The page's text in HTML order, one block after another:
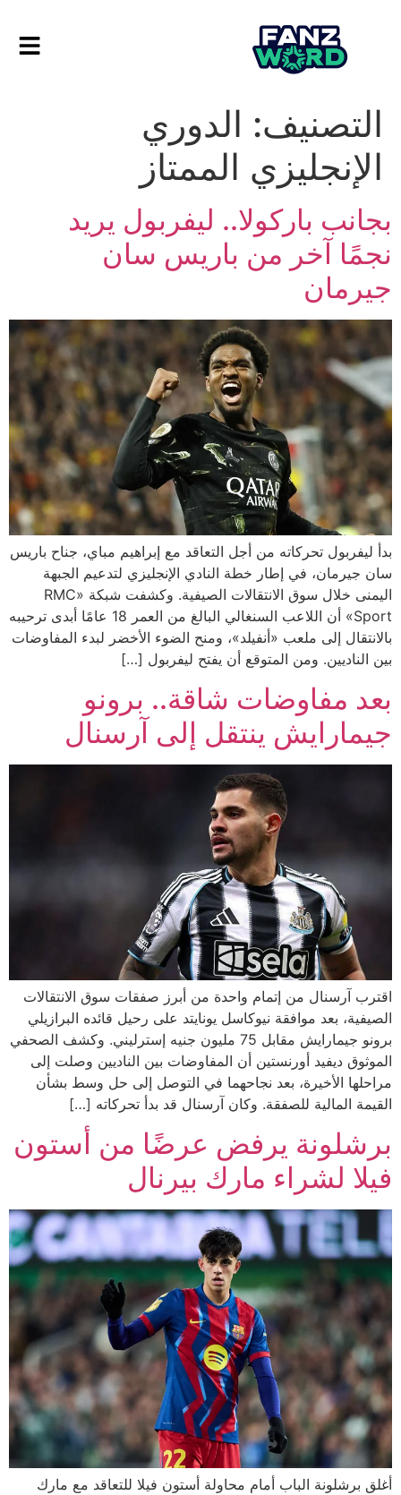
التصنيف: الدوري
الإنجليزي الممتاز
بجانب باركولا.. ليفربول يريد
نجمًا آخر من باريس سان
جيرمان
بدأ ليفربول تحركاته من أجل التعاقد مع إبراهيم مباي، جناح باريس
سان جيرمان، في إطار خطة النادي الإنجليزي لتدعيم الجبهة
اليمنى خلال سوق الانتقالات الصيفية. وكشفت شبكة «RMC
Sport» أن اللاعب السنغالي البالغ من العمر 18 عامًا أبدى ترحيبه
بالانتقال إلى ملعب «أنفيلد»، ومنح الضوء الأخضر لبدء المفاوضات
بين الناديين. ومن المتوقع أن يفتح ليفربول […]
بعد مفاوضات شاقة.. برونو
جيمارايش ينتقل إلى آرسنال
اقترب آرسنال من إتمام واحدة من أبرز صفقات سوق الانتقالات
الصيفية، بعد موافقة نيوكاسل يونايتد على رحيل قائده البرازيلي
برونو جيمارايش مقابل 75 مليون جنيه إسترليني. وكشف الصحفي
الموثوق ديفيد أورنستين أن المفاوضات بين الناديين وصلت إلى
مراحلها الأخيرة، بعد نجاحهما في التوصل إلى حل وسط بشأن
القيمة المالية للصفقة. وكان آرسنال قد بدأ تحركاته […]
برشلونة يرفض عرضًا من أستون
فيلا لشراء مارك بيرنال
أغلق برشلونة الباب أمام محاولة أستون فيلا للتعاقد مع مارك